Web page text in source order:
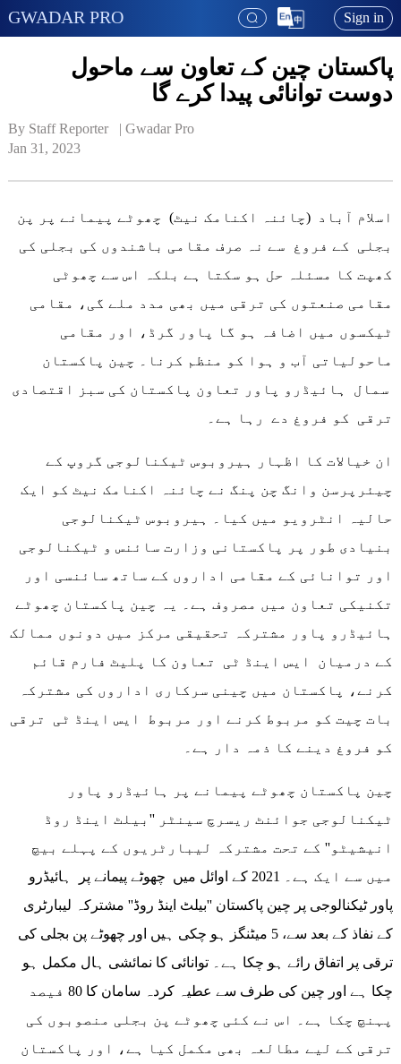
GWADAR PRO Sign in
پاکستان چین کے تعاون سے ماحول
دوست توانائی پیدا کرے گا
By Staff Reporter   | Gwadar Pro
Jan 31, 2023
اسلام آباد (چائنہ اکنامک نیٹ) چھوٹے پیمانے پر پن
بجلی کے فروغ سے نہ صرف مقامی باشندوں کی بجلی کی
کھپت کا مسئلہ حل ہو سکتا ہے بلکہ اس سے چھوٹی
مقامی صنعتوں کی ترقی میں بھی مدد ملے گی، مقامی
ٹیکسوں میں اضافہ ہو گا پاور گرڈ، اور مقامی
ماحولیاتی آب و ہوا کو منظم کرنا۔ چین پاکستان
سمال ہائیڈرو پاور تعاون پاکستان کی سبز اقتصادی
ترقی کو فروغ دے رہا ہے۔
چیئرپرسن وانگ چن پنگ نے چائنہ اکنامک نیٹ کو ایک
حالیہ انٹرویو میں کیا۔ ہیروبوس ٹیکنالوجی
بنیادی طور پر پاکستانی وزارت سائنس و ٹیکنالوجی
اور توانائی کے مقامی اداروں کے ساتھ سائنسی اور
تکنیکی تعاون میں مصروف ہے۔ یہ چین پاکستان چھوٹے
ہائیڈرو پاور مشترکہ تحقیقی مرکز میں دونوں ممالک
کے درمیان ایس اینڈ ٹی تعاون کا پلیٹ فارم قائم
کرنے، پاکستان میں چینی سرکاری اداروں کی مشترکہ
بات چیت کو مربوط کرنے اور مربوط ایس اینڈ ٹی ترقی
کو فروغ دینے کا ذمہ دار ہے۔
چین پاکستان چھوٹے پیمانے پر ہائیڈرو پاور
ٹیکنالوجی جوائنٹ ریسرچ سینٹر ''بیلٹ اینڈ روڈ
انیشیٹو'' کے تحت مشترکہ لیبارٹریوں کے پہلے بیچ
میں سے ایک ہے۔ 2021 کے اوائل میں چھوٹے پیمانے پر ہائیڈرو
پاور ٹیکنالوجی پر چین پاکستان ''بیلٹ اینڈ روڈ'' مشترکہ لیبارٹری
کے نفاذ کے بعد سے، 5 میٹنگز ہو چکی ہیں اور چھوٹے پن بجلی کی
ترقی پر اتفاق رائے ہو چکا ہے۔ توانائی کا نمائشی ہال مکمل ہو
چکا ہے اور چین کی طرف سے عطیہ کردہ سامان کا 80 فیصد
پہنچ چکا ہے۔ اس نے کئی چھوٹے پن بجلی منصوبوں کی
ترقی کے لیے مطالعہ بھی مکمل کیا ہے، اور پاکستان